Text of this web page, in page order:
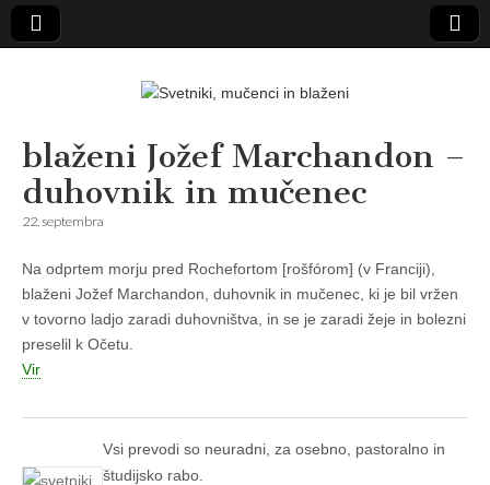
Svetniki,
mučenci in
blaženi
blaženi Jožef Marchandon –
duhovnik in mučenec
22. septembra
Na odprtem morju pred Rochefortom [rošfórom] (v Franciji),
blaženi Jožef Marchandon, duhovnik in mučenec, ki je bil vržen
v tovorno ladjo zaradi duhovništva, in se je zaradi žeje in bolezni
preselil k Očetu.
Vir
Vsi prevodi so neuradni, za osebno, pastoralno in
študijsko rabo.